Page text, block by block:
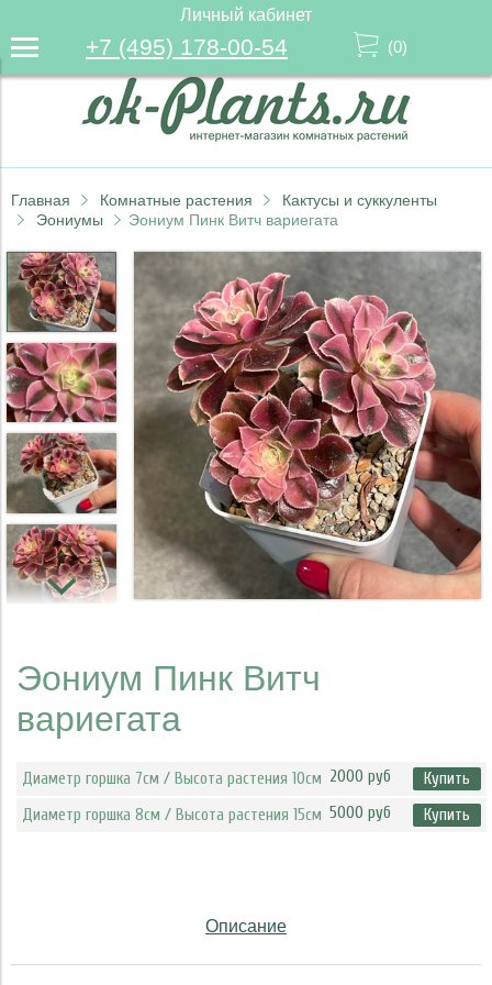
Личный кабинет
+7 (495) 178-00-54 (0)
Главная Комнатные растения
Кактусы и суккуленты
Эониумы
Эониум Пинк Витч вариегата
Эониум Пинк Витч
вариегата
Диаметр горшка 7см / Высота растения 10см 2000 руб
Купить
Диаметр горшка 8см / Высота растения 15см 5000 руб Купить
Описание